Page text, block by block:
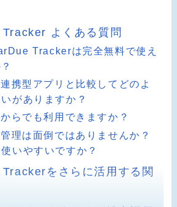
よくある質問
Trackerは完全無料で使え
連携型アプリと比較してどのよ
がありますか？
からでも利用できますか？
管理は面倒ではありませんか？
いやすいですか？
をさらに活用する関